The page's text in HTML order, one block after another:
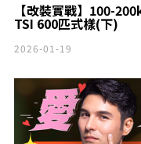
【改裝實戰】100-
TSI 600匹式樣(下)
2026-01-19